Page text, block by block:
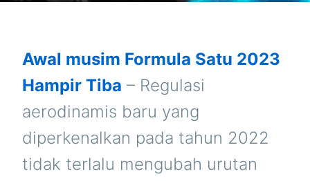
Awal musim Formula Satu 2023
Hampir Tiba – Regulasi
aerodinamis baru yang
diperkenalkan pada tahun 2022
tidak terlalu mengubah urutan